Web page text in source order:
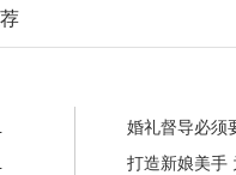
相
怎